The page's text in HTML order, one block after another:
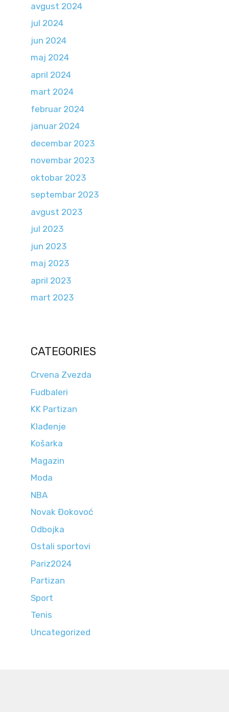
avgust 2024
jul 2024
jun 2024
maj 2024
april 2024
mart 2024
februar 2024
januar 2024
decembar 2023
novembar 2023
oktobar 2023
septembar 2023
avgust 2023
jul 2023
jun 2023
maj 2023
april 2023
mart 2023
CATEGORIES
Crvena Zvezda
Fudbaleri
KK Partizan
Klađenje
Košarka
Magazin
Moda
NBA
Novak Đokovoć
Odbojka
Ostali sportovi
Pariz2024
Partizan
Sport
Tenis
Uncategorized